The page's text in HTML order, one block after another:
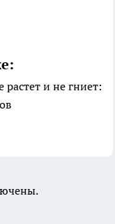
и не гниет: